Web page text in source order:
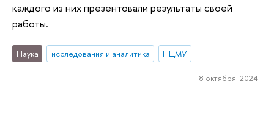
каждого из них презентовали результаты своей
работы.
Наука исследования и аналитика НЦМУ
8 октября 2024